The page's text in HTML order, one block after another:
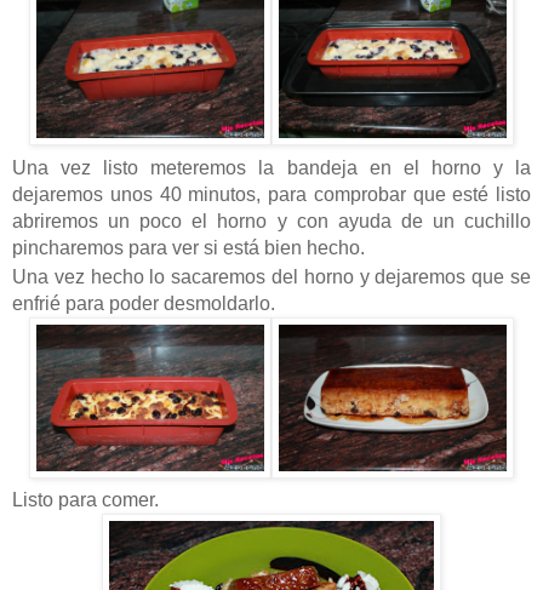
Una vez listo meteremos la bandeja en el horno y la
dejaremos unos 40 minutos, para comprobar que esté listo
abriremos un poco el horno y con ayuda de un cuchillo
pincharemos para ver si está bien hecho.
Una vez hecho lo sacaremos del horno y dejaremos que se
enfrié para poder desmoldarlo.
Listo para comer.